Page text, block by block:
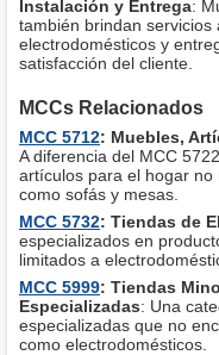
Instalación y Entrega:
también brindan servicios
electrodomésticos y
satisfacción del cliente.
MCCs Relacionados
MCC 5712: Muebles,
A diferencia del MCC
artículos para el hogar no
como sofás y mesas.
MCC 5732: Tiendas de
especializados en
limitados a
MCC 5999: Tiendas
Especializadas: Una
especializadas que no
como electrodomésticos.